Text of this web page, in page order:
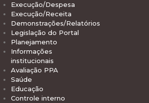
Execução/Despesa
Execução/Receita
Demonstrações/Relatórios
Legislação do Portal
Planejamento
Informações
institucionais
Avaliação PPA
Saúde
Educação
Controle interno